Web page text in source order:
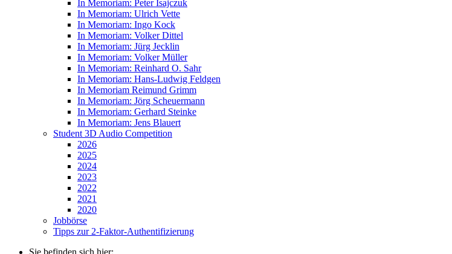
In Memoriam: Peter Isajczuk
In Memoriam: Ulrich Vette
In Memoriam: Ingo Kock
In Memoriam: Volker Dittel
In Memoriam: Jürg Jecklin
In Memoriam: Volker Müller
In Memoriam: Reinhard O. Sahr
In Memoriam: Hans-Ludwig Feldgen
In Memoriam Reimund Grimm
In Memoriam: Jörg Scheuermann
In Memoriam: Gerhard Steinke
In Memoriam: Jens Blauert
Student 3D Audio Competition
2026
2025
2024
2023
2022
2021
2020
Jobbörse
Tipps zur 2-Faktor-Authentifizierung